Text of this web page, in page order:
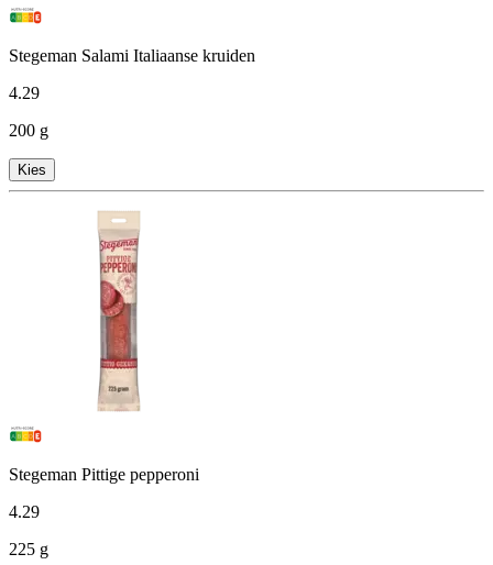
Stegeman Salami Italiaanse kruiden
4.29
200 g
Kies
Stegeman Pittige pepperoni
4.29
225 g